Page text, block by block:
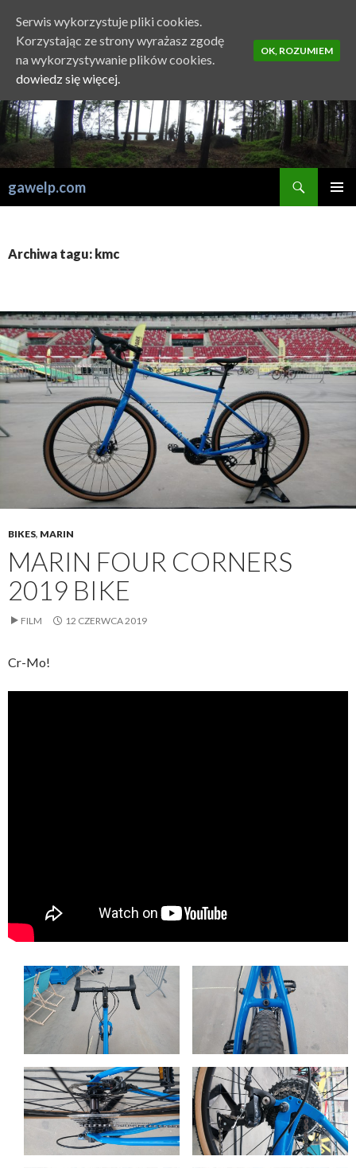
gawelp.com
Archiwa tagu: kmc
BIKES, MARIN
MARIN FOUR CORNERS
2019 BIKE
FILM 12 CZERWCA 2019
Cr-Mo!
Serwis wykorzystuje pliki cookies.
Korzystając ze strony wyrażasz zgodę
na wykorzystywanie plików cookies.
dowiedz się więcej.
OK, ROZUMIEM